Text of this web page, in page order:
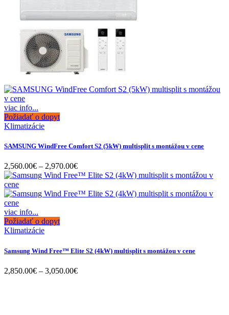
viac info...
Požiadať o dopyt
Klimatizácie
SAMSUNG WindFree Comfort S2 (5kW) multisplit s montážou v cene
2,560.00€ – 2,970.00€Price
range:
through
viac info...
Požiadať o dopyt
Klimatizácie
Samsung Wind Free™ Elite S2 (4kW) multisplit s montážou v cene
2,850.00€ – 3,050.00€Price